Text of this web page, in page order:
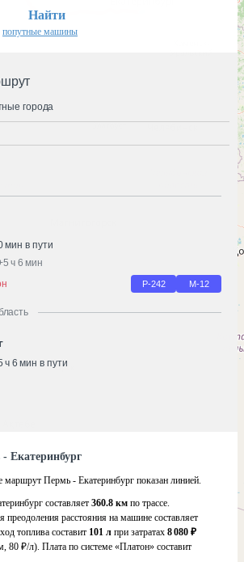
Найти
попутные машины
города
мин в пути
5 ч 6 мин
Р-242 М-12
ч 6 мин в пути
Екатеринбург
маршрут Пермь - Екатеринбург показан линией.
составляет 360.8 км по трассе.
преодоления расстояния на машине составляет
топлива составит 101 л при затратах 8 080 ₽
80 ₽/л). Плата по системе «Платон» составит